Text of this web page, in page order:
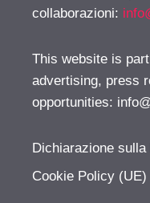
collaborazioni:
This website is
advertising, press
opportunities:
Dichiarazione
Cookie Policy (UE)